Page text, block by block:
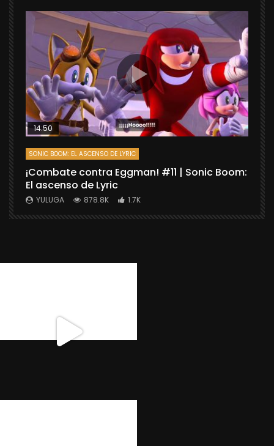
14:50
SONIC BOOM: EL ASCENSO DE LYRIC
¡Combate contra Eggman! #11 | Sonic Boom:
El ascenso de Lyric
YULUGA 878.8K 1.7K